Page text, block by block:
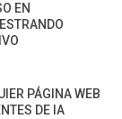
EN
PÁGINA WEB
DE IA